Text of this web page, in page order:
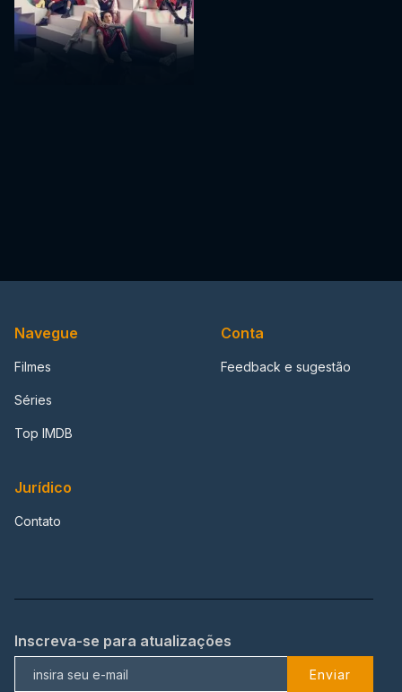
Navegue
Filmes
Séries
Top IMDB
Conta
Feedback e sugestão
Jurídico
Contato
Inscreva-se para atualizações
Enviar